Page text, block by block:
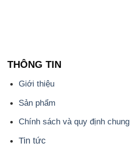
THÔNG TIN
Giới thiệu
Sản phẩm
Chính sách và quy định chung
Tin tức